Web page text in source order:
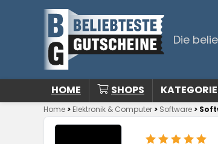
Die
HOME SHOPS
Home > Elektronik & Computer > Software >